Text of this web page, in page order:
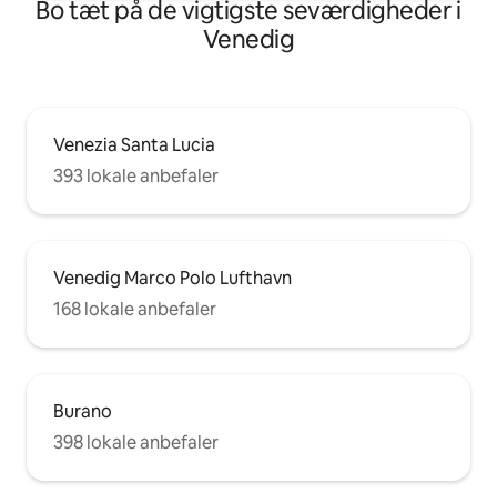
Bo tæt på de vigtigste seværdigheder i
Venedig
Venezia Santa Lucia
393 lokale anbefaler
Venedig Marco Polo Lufthavn
168 lokale anbefaler
Burano
398 lokale anbefaler